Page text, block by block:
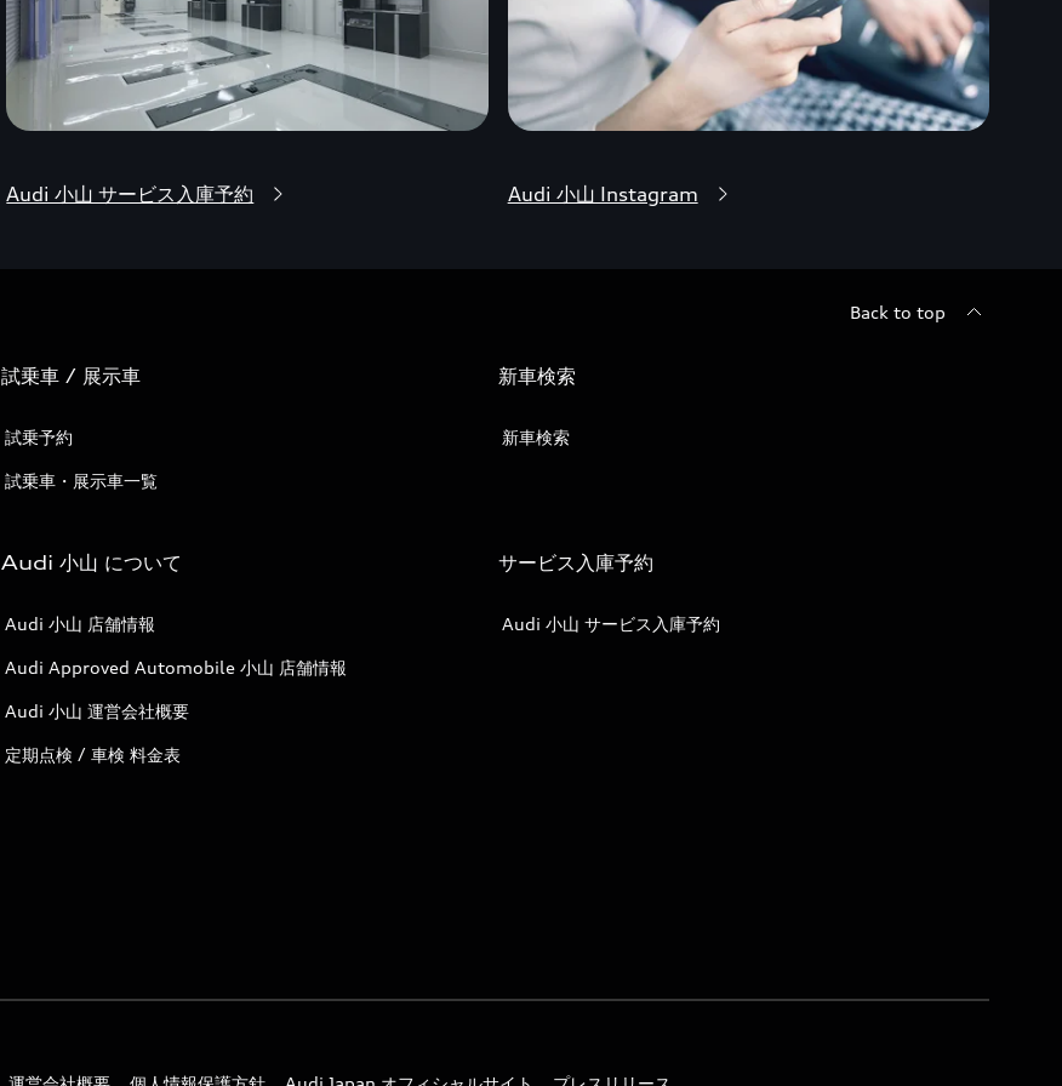
Audi 小山 サービス入庫予約 Audi 小山 Instagram
Back to top
試乗車 / 展示車
試乗予約
試乗車・展示車一覧
新車検索
新車検索
Audi 小山 について
Audi 小山 店舗情報
Audi Approved Automobile 小山 店舗情報
Audi 小山 運営会社概要
定期点検 / 車検 料金表
サービス入庫予約
Audi 小山 サービス入庫予約